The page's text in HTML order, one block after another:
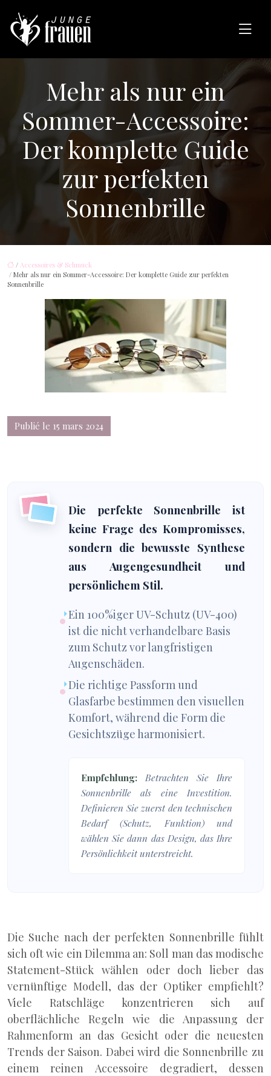
Mehr als nur ein
Sommer-Accessoire:
Der komplette Guide
zur perfekten
Sonnenbrille
/ Accessoires & Schmuck
/ Mehr als nur ein Sommer-Accessoire: Der komplette Guide zur perfekten
Sonnenbrille
Publié le 15 mars 2024
Die perfekte Sonnenbrille ist
keine Frage des Kompromisses,
sondern die bewusste Synthese
aus Augengesundheit und
persönlichem Stil.
Ein 100%iger UV-Schutz (UV-400)
ist die nicht verhandelbare Basis
zum Schutz vor langfristigen
Augenschäden.
Die richtige Passform und
Glasfarbe bestimmen den visuellen
Komfort, während die Form die
Gesichtszüge harmonisiert.
Empfehlung: Betrachten Sie Ihre
Sonnenbrille als eine Investition.
Definieren Sie zuerst den technischen
Bedarf (Schutz, Funktion) und
wählen Sie dann das Design, das Ihre
Persönlichkeit unterstreicht.
Die Suche nach der perfekten Sonnenbrille fühlt
sich oft wie ein Dilemma an: Soll man das modische
Statement-Stück wählen oder doch lieber das
vernünftige Modell, das der Optiker empfiehlt?
Viele Ratschläge konzentrieren sich auf
oberflächliche Regeln wie die Anpassung der
Rahmenform an das Gesicht oder die neuesten
Trends der Saison. Dabei wird die Sonnenbrille zu
einem reinen Accessoire degradiert, dessen